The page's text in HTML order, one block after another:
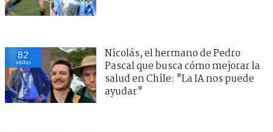
82
visitas
Nicolás, el hermano de Pedro
Pascal que busca cómo mejorar la
salud en Chile: "La IA nos puede
ayudar"